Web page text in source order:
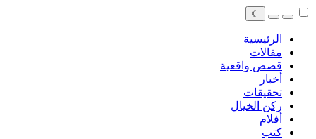
☾
الرئيسية
مقالات
قصص واقعية
أخبار
تحقيقات
ركن الخيال
أفلام
كتب